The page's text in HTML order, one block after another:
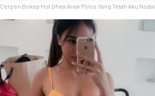
Cerpen Bokep Hot Dhea Anak Polos Yang Telah Aku Nodai